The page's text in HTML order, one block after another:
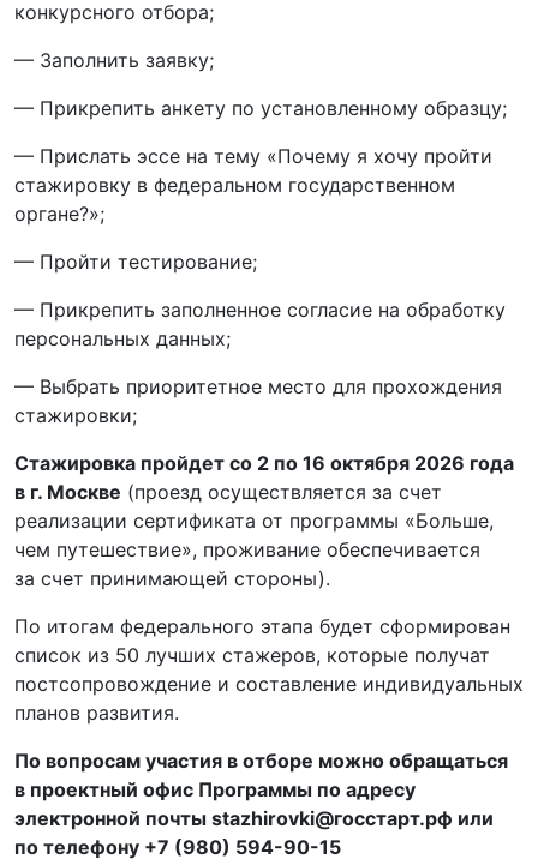
конкурсного отбора;
— Заполнить заявку;
— Прикрепить анкету по установленному образцу;
— Прислать эссе на тему «Почему я хочу пройти
стажировку в федеральном государственном
органе?»;
— Пройти тестирование;
— Прикрепить заполненное согласие на обработку
персональных данных;
— Выбрать приоритетное место для прохождения
стажировки;
Стажировка пройдет со 2 по 16 октября 2026 года
в г. Москве (проезд осуществляется за счет
реализации сертификата от программы «Больше,
чем путешествие», проживание обеспечивается
за счет принимающей стороны).
По итогам федерального этапа будет сформирован
список из 50 лучших стажеров, которые получат
постсопровождение и составление индивидуальных
планов развития.
По вопросам участия в отборе можно обращаться
в проектный офис Программы по адресу
электронной почты stazhirovki@госстарт.рф или
по телефону +7 (980) 594-90-15